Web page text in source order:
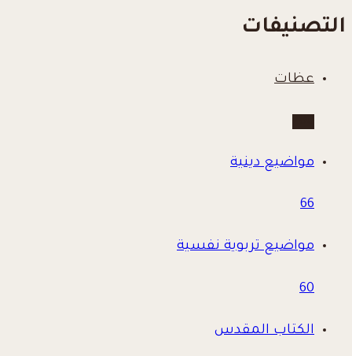
التصنيفات
عظات
مواضيع دينية
66
مواضيع تربوية نفسية
60
الكتاب المقدس